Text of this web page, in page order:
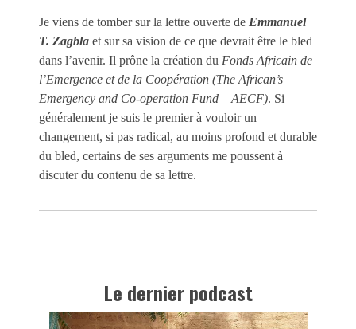
Je viens de tomber sur la lettre ouverte de Emmanuel
T. Zagbla et sur sa vision de ce que devrait être le bled
dans l’avenir. Il prône la création du Fonds Africain de
l’Emergence et de la Coopération (The African’s
Emergency and Co-operation Fund – AECF). Si
généralement je suis le premier à vouloir un
changement, si pas radical, au moins profond et durable
du bled, certains de ses arguments me poussent à
discuter du contenu de sa lettre.
Le dernier podcast